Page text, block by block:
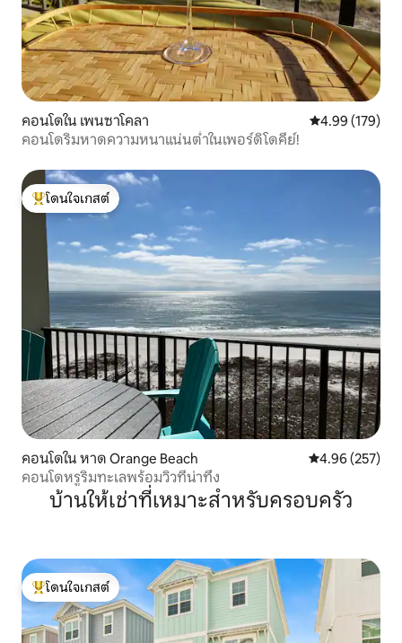
คอนโดใน เพนซาโคลา คะแนนเฉลี่ย
4.99 (179)
คอนโดริมหาดความหนาแน่นต่ำในเพอร์ดิโดคีย์!
โดนใจเกสต์ที่สุด
โดนใจเกสต์
คอนโดใน หาด Orange Beach คะแนนเฉลี่ย
4.96 (257)
คอนโดหรูริมทะเลพร้อมวิวที่น่าทึ่ง
บ้านให้เช่าที่เหมาะสำหรับครอบครัว
โดนใจเกสต์ที่สุด
โดนใจเกสต์